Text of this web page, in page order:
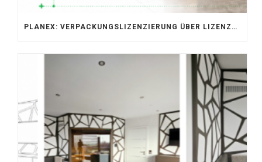
PLANEX: VERPACKUNGSLIZENZIERUNG ÜBER LIZENZERO & LUCID 2026